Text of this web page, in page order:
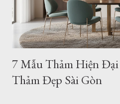
kích thước phù hợp sẽ tạo cảm
trà và các món đồ nội thất trở
7 Mẫu Thảm Hiện
Thảm Đẹp Sài Gòn